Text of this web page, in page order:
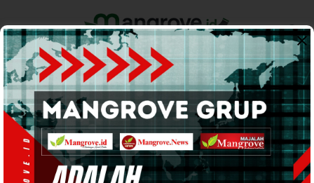
Home Pemerintahan Ekonomi & Bisnis Info Tanah Papua
Support by